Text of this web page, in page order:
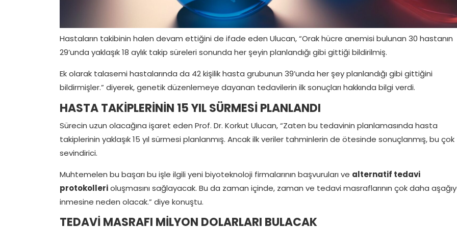
Hastaların takibinin halen devam ettiğini de ifade eden Ulucan, “Orak hücre anemisi bulunan 30 hastanın
29’unda yaklaşık 18 aylık takip süreleri sonunda her şeyin planlandığı gibi gittiği bildirilmiş.
Ek olarak talasemi hastalarında da 42 kişilik hasta grubunun 39’unda her şey planlandığı gibi gittiğini
bildirmişler.” diyerek, genetik düzenlemeye dayanan tedavilerin ilk sonuçları hakkında bilgi verdi.
HASTA TAKİPLERİNİN 15 YIL SÜRMESİ PLANLANDI
Sürecin uzun olacağına işaret eden Prof. Dr. Korkut Ulucan, “Zaten bu tedavinin planlamasında hasta
takiplerinin yaklaşık 15 yıl sürmesi planlanmış. Ancak ilk veriler tahminlerin de ötesinde sonuçlanmış, bu çok
sevindirici.
Muhtemelen bu başarı bu işle ilgili yeni biyoteknoloji firmalarının başvuruları ve alternatif tedavi
protokollerioluşmasını sağlayacak. Bu da zaman içinde, zaman ve tedavi masraflarının çok daha
inmesine neden olacak.” diye konuştu.
TEDAVİ MASRAFI MİLYON DOLARLARI BULACAK